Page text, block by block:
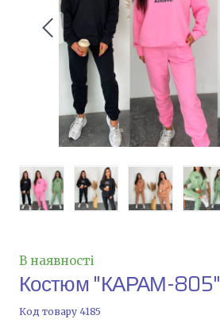
В наявності
Костюм "КАРАМ-805"
Код товару 4185